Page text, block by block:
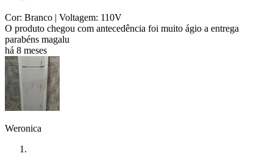
Cor: Branco | Voltagem: 110V
O produto chegou com antecedência foi muito ágio a entrega
parabéns magalu
há 8 meses
Weronica